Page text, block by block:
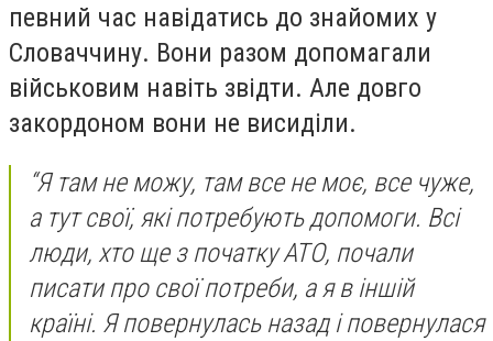
певний час навідатись до знайомих у
Словаччину. Вони разом допомагали
військовим навіть звідти. Але довго
закордоном вони не висиділи.
“Я там не можу, там все не моє, все чуже,
а тут свої, які потребують допомоги. Всі
люди, хто ще з початку АТО, почали
писати про свої потреби, а я в іншій
країні. Я повернулась назад і повернулася